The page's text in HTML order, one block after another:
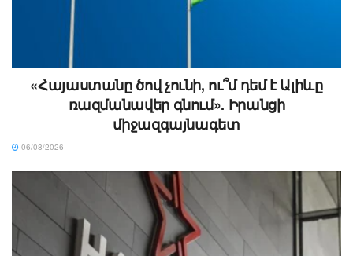
«Հայաստանը ծով չունի, ու՞մ դեմ է Ալիևը
ռազմանավեր գնում». Իրանցի
միջազգայնագետ
06/08/2026